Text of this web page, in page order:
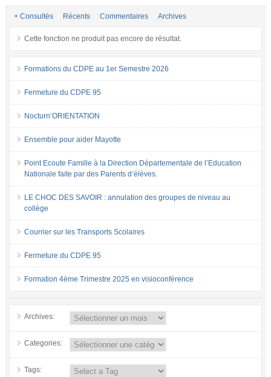
+ Consultés Récents Commentaires Archives
Cette fonction ne produit pas encore de résultat.
Formations du CDPE au 1er Semestre 2026
Fermeture du CDPE 95
Nocturn’ORIENTATION
Ensemble pour aider Mayotte
Point Ecoute Famille à la Direction Départementale de l’Education
Nationale faite par des Parents d’élèves.
LE CHOC DES SAVOIR : annulation des groupes de niveau au
collège
Courrier sur les Transports Scolaires
Fermeture du CDPE 95
Formation 4ème Trimestre 2025 en visioconférence
Archives:
Categories:
Tags: